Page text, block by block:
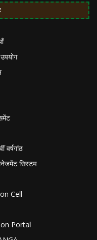
वर्षगांठ
सिस्टम
Cell
Portal